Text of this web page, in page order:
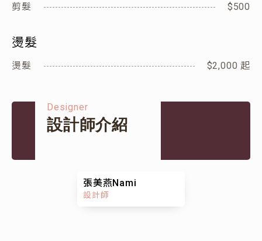
剪髮 $500
燙髮
燙髮 $2,000 起
Designer
設計師介紹
張美燕Nami
設計師